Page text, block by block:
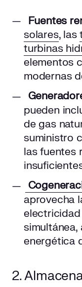
Fuentes
solares, las
turbinas
elementos
modernas
pueden
de gas
suministro
las fuentes
aprovecha
energética
2.